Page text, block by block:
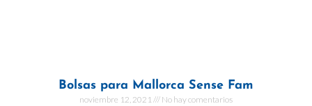
Bolsas para Mallorca Sense Fam
noviembre 12, 2021 No hay comentarios